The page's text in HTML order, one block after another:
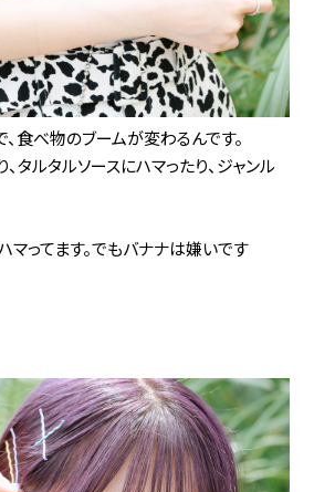
食べ物のブームが変わるんです。
タルタルソースにハマったり、ジャンル
マってます。でもバナナは嫌いです